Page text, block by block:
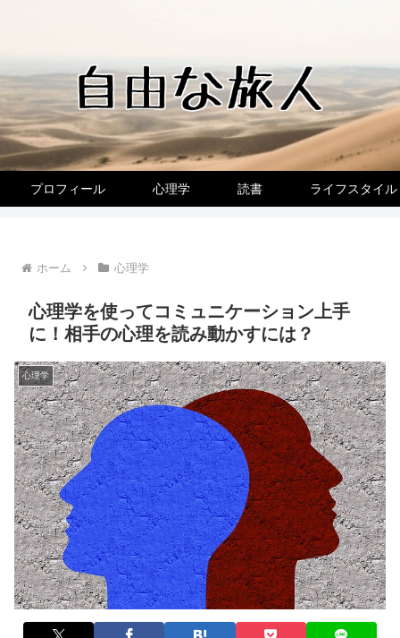
プロフィール 心理学 読書 ライフスタイル
ホーム 心理学
心理学を使ってコミュニケーション上手
に！相手の心理を読み動かすには？
心理学